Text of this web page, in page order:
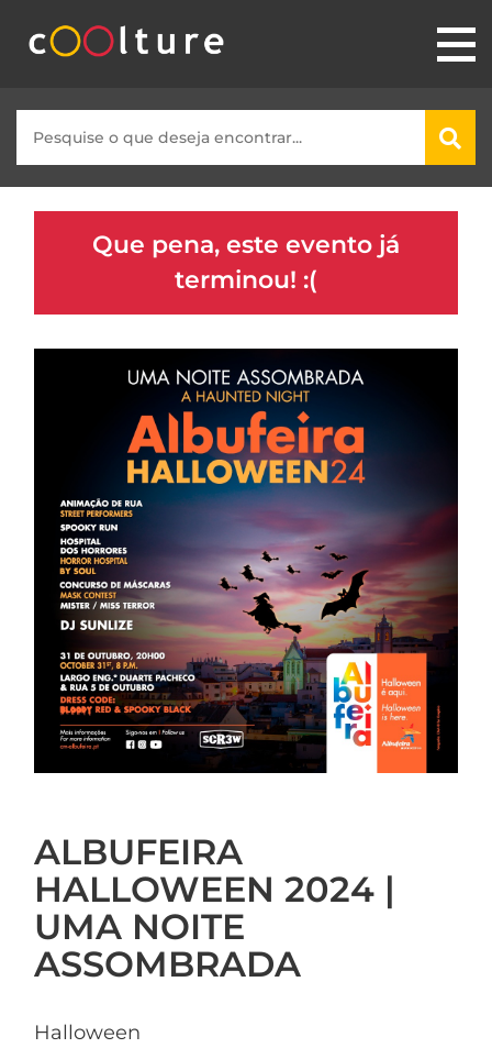
Que pena, este evento já
terminou! :(
ALBUFEIRA
HALLOWEEN 2024 |
UMA NOITE
ASSOMBRADA
Halloween